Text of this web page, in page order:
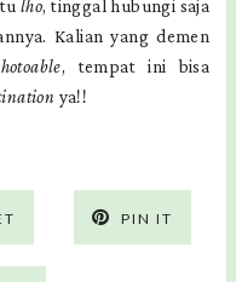
lho, tinggal hubungi saja
Kalian yang demen
, tempat ini bisa
ya!!
PIN IT